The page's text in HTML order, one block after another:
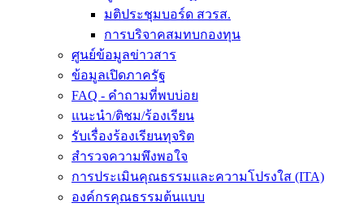
มติประชุมบอร์ด สวรส.
การบริจาคสมทบกองทุน
ศูนย์ข้อมูลข่าวสาร
ข้อมูลเปิดภาครัฐ
FAQ - คำถามที่พบบ่อย
แนะนำ/ติชม/ร้องเรียน
รับเรื่องร้องเรียนทุจริต
สำรวจความพึงพอใจ
การประเมินคุณธรรมและความโปรงใส (ITA)
องค์กรคุณธรรมต้นแบบ